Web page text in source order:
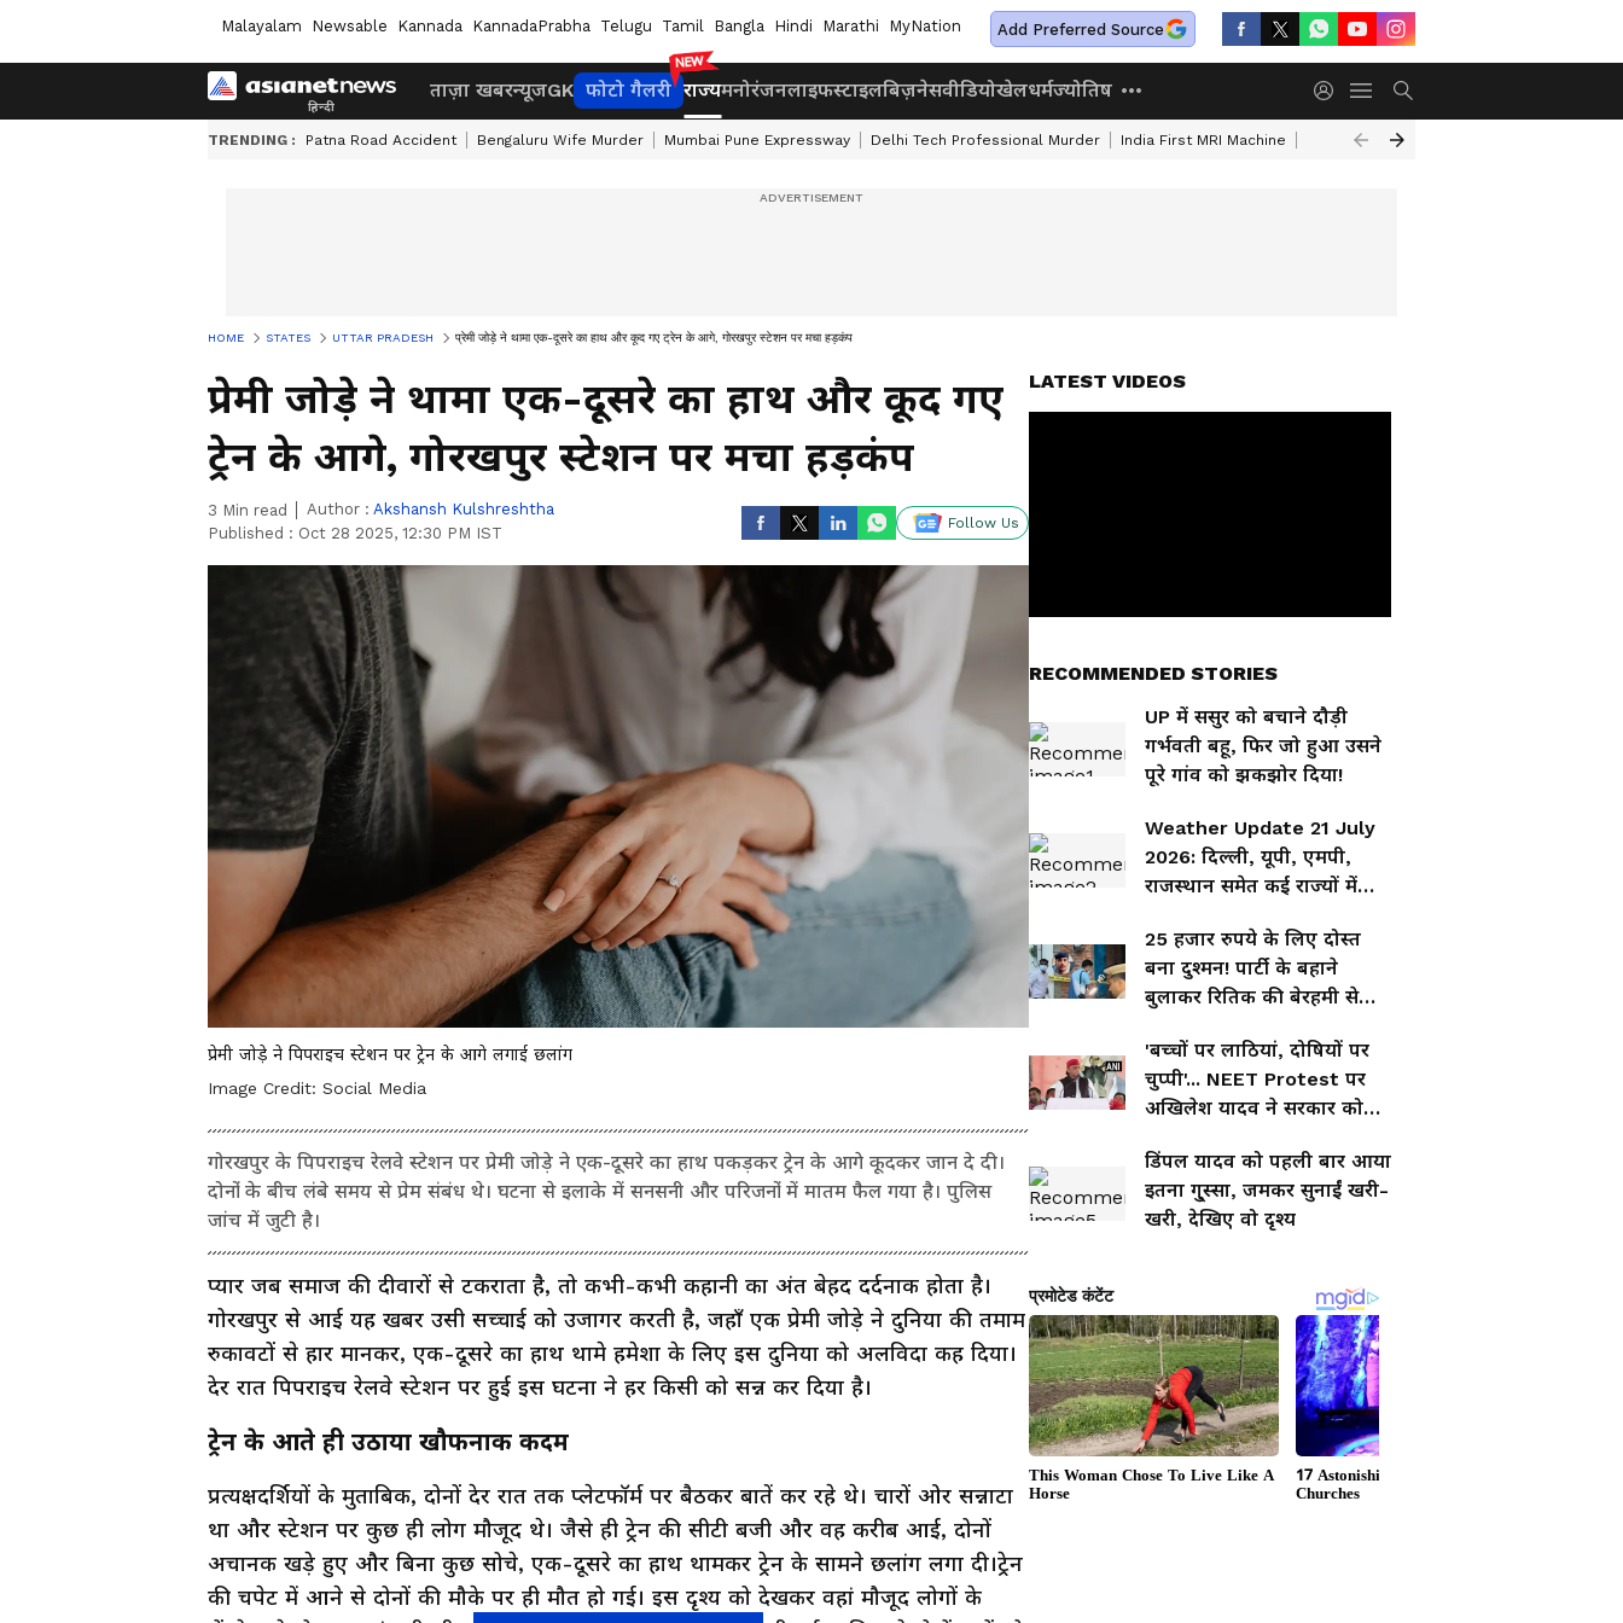
Malayalam Newsable Kannada KannadaPrabha Telugu Tamil Bangla Hindi Marathi MyNation Add Preferred Source
ताज़ा खबरन्यूजGK फोटो गैलरी राज्यमनोरंजनलाइफस्टाइलबिज़नेसवीडियोखेलधर्मज्योतिष
TRENDING : Patna Road Accident Bengaluru Wife Murder Mumbai Pune Expressway Delhi Tech Professional Murder India First MRI Machine Independence Day Speech In Hindi
HOME STATES UTTAR PRADESH प्रेमी जोड़े ने थामा एक-दूसरे का हाथ और कूद गए ट्रेन के आगे, गोरखपुर स्टेशन पर मचा हड़कंप
प्रेमी जोड़े ने थामा एक-दूसरे का हाथ और कूद गए
ट्रेन के आगे, गोरखपुर स्टेशन पर मचा हड़कंप
3 Min read Author : Akshansh Kulshreshtha
Published : Oct 28 2025, 12:30 PM IST
Follow Us
प्रेमी जोड़े ने पिपराइच स्टेशन पर ट्रेन के आगे लगाई छलांग
Image Credit: Social Media
गोरखपुर के पिपराइच रेलवे स्टेशन पर प्रेमी जोड़े ने एक-दूसरे का हाथ पकड़कर ट्रेन के आगे कूदकर जान दे दी।
दोनों के बीच लंबे समय से प्रेम संबंध थे। घटना से इलाके में सनसनी और परिजनों में मातम फैल गया है। पुलिस
जांच में जुटी है।
प्यार जब समाज की दीवारों से टकराता है, तो कभी-कभी कहानी का अंत बेहद दर्दनाक होता है।
गोरखपुर से आई यह खबर उसी सच्चाई को उजागर करती है, जहाँ एक प्रेमी जोड़े ने दुनिया की तमाम
रुकावटों से हार मानकर, एक-दूसरे का हाथ थामे हमेशा के लिए इस दुनिया को अलविदा कह दिया।
देर रात पिपराइच रेलवे स्टेशन पर हुई इस घटना ने हर किसी को सन्न कर दिया है।
ट्रेन के आते ही उठाया खौफनाक कदम
प्रत्यक्षदर्शियों के मुताबिक, दोनों देर रात तक प्लेटफॉर्म पर बैठकर बातें कर रहे थे। चारों ओर सन्नाटा
था और स्टेशन पर कुछ ही लोग मौजूद थे। जैसे ही ट्रेन की सीटी बजी और वह करीब आई, दोनों
अचानक खड़े हुए और बिना कुछ सोचे, एक-दूसरे का हाथ थामकर ट्रेन के सामने छलांग लगा दी।ट्रेन
की चपेट में आने से दोनों की मौके पर ही मौत हो गई। इस दृश्य को देखकर वहां मौजूद लोगों के
LATEST VIDEOS
RECOMMENDED STORIES
UP में ससुर को बचाने दौड़ी
गर्भवती बहू, फिर जो हुआ उसने
पूरे गांव को झकझोर दिया!
Weather Update 21 July
2026: दिल्ली, यूपी, एमपी,
राजस्थान समेत कई राज्यों में
भारी बारिश की चेतावनी
25 हजार रुपये के लिए दोस्त
बना दुश्मन! पार्टी के बहाने
बुलाकर रितिक की बेरहमी से
'बच्चों पर लाठियां, दोषियों पर
चुप्पी'... NEET Protest पर
अखिलेश यादव ने सरकार को
डिंपल यादव को पहली बार आया
इतना गु्स्सा, जमकर सुनाईं खरी-
खरी, देखिए वो दृश्य